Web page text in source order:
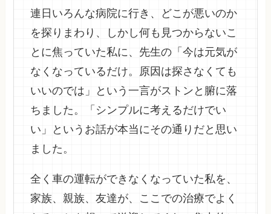
連日いろんな病院に行き、どこが悪いのか
を探りまわり、しかし何も見つからないこ
とに焦っていた私に、先生の「今は元気が
なくなっているだけ。原因は探さなくても
いいのでは」という一言がストンと腑に落
ちました。「シンプルに考えるだけでい
い」というお話が本当にその通りだと思い
ました。
全く車の運転ができなくなっていた私を、
家族、親族、友達が、ここでの治療でよく